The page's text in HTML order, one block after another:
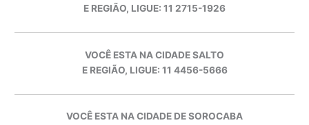
E REGIÃO, LIGUE: 11 2715-1926
VOCÊ ESTA NA CIDADE SALTO
E REGIÃO, LIGUE: 11 4456-5666
VOCÊ ESTA NA CIDADE DE SOROCABA